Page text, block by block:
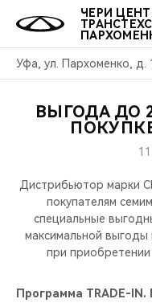
ЧЕРИ
Уфа, ул. Пархоменко, д.
КРОССОВЕРЫ
СЕДАНЫ
КРЕДИТ И СТРАХОВАНИЕ
ЗАПЧАСТИ И АКСЕССУАРЫ
ПОДДЕРЖКА
О БРЕНДЕ
CHERY В СОЦСЕТЯХ
КРЕДИТ
О
МЫ В СОЦСЕТЯХ
ВЫГОДА ДО
ПОКУПКЕ
Дистрибьютор марки
покупателям
специальные
максимальной
при
Программа TRADE-